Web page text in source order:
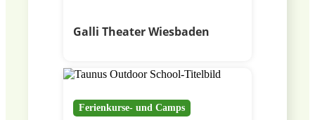
Galli Theater Wiesbaden
Ferienkurse- und Camps